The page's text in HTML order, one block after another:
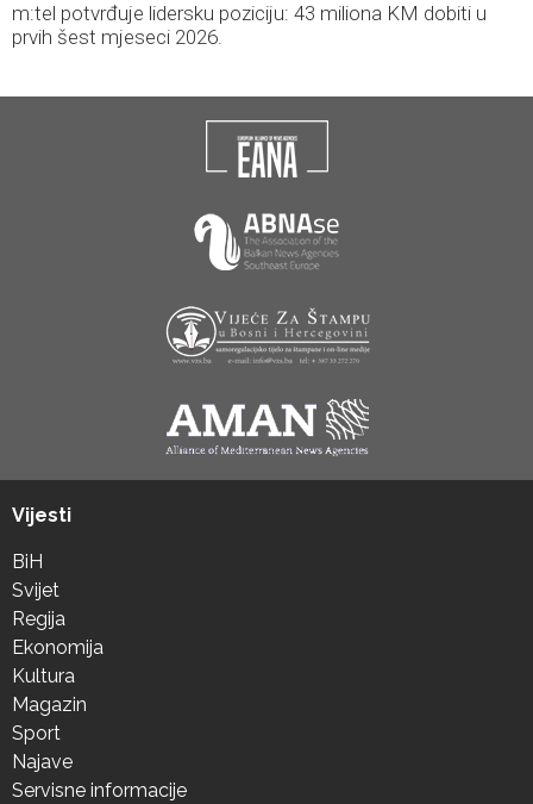
m:tel potvrđuje lidersku poziciju: 43 miliona KM dobiti u
prvih šest mjeseci 2026.
Vijesti
BiH
Svijet
Regija
Ekonomija
Kultura
Magazin
Sport
Najave
Servisne informacije